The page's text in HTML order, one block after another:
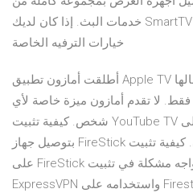
خدمات البث. إذا كان لديك SmartTV ، فيمكن لـ Fire Stick توسيع
خيارات الترفيه الخاصة
أطلقت أمازون تطبيق Apple TV من خلال التمسك بنموذج أعمالها
فقط. لا تقدم أمازون ميزة خاصة لأي
شخص. كيفية تثبيت YouTube TV على Amazon FireStick. قم
بتوصيل جهاز FireStick بجهاز التلفزيون. كيفية تثبيت ExpressVPN
على FireStick خلال 3 دقائق إذا كنت تواجه مشكلة في تثبيت
ExpressVPN واستخدامه على Firestick ، فهذا هو المكان المثالي